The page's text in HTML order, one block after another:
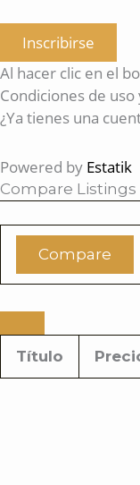
Inscribirse
Al hacer clic en el
Condiciones de
¿Ya tienes una
Powered by Estatik
Compare Listings
Compare
Título